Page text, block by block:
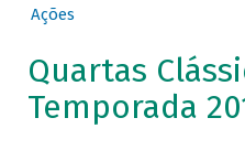
Ações
Quartas
Temporada